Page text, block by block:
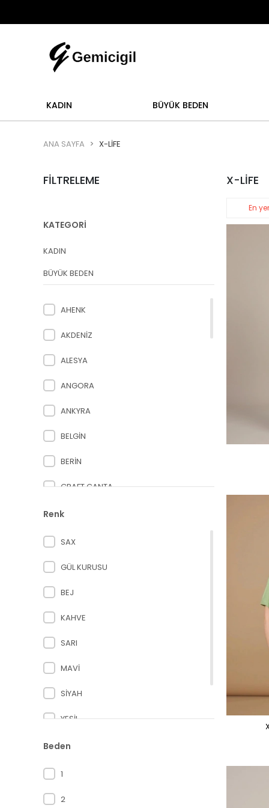
Abiye alışverişlerinizde iade ve
KADIN BÜYÜK BEDEN
ANA SAYFA X-LİFE
FİLTRELEME
KATEGORİ
KADIN
BÜYÜK BEDEN
AHENK
AKDENİZ
ALESYA
ANGORA
ANKYRA
BELGİN
BERİN
CRAFT ÇANTA
DESEN
DOOP
ELLA
FLAŞ
FUAT GÜRSEN
GARNİ
GİLDA
JASMİNE
KHAOS
Renk
SAX
GÜL KURUSU
BEJ
KAHVE
SARI
MAVİ
SİYAH
YEŞİL
HAKİ
Beden
1
2
X-LİFE
En